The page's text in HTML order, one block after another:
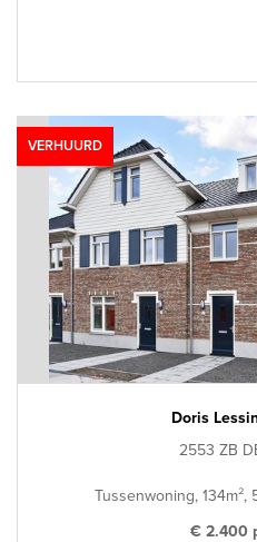
VERHUURD
Doris
2553 ZB
Tussenwoning, 134m²,
€ 2.400